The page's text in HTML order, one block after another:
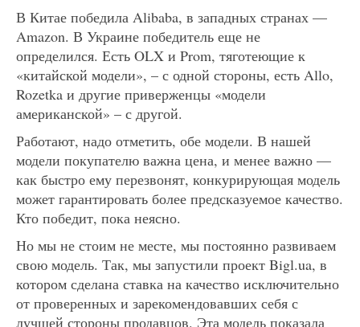
В Китае победила Alibaba, в западных странах —
Amazon. В Украине победитель еще не
определился. Есть OLX и Prom, тяготеющие к
«китайской модели», – с одной стороны, есть Allo,
Rozetka и другие приверженцы «модели
американской» – с другой.
Работают, надо отметить, обе модели. В нашей
модели покупателю важна цена, и менее важно —
как быстро ему перезвонят, конкурирующая модель
может гарантировать более предсказуемое качество.
Кто победит, пока неясно.
Но мы не стоим не месте, мы постоянно развиваем
свою модель. Так, мы запустили проект Bigl.ua, в
котором сделана ставка на качество исключительно
от проверенных и зарекомендовавших себя с
лучшей стороны продавцов. Эта модель показала